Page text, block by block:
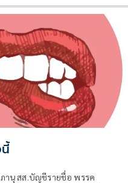
านุ สส.บัญชีรายชื่อ พรรค